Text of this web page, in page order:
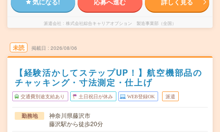
派遣会社 株式会社綜合キャリアオプション 製造事業部（全国）
未読 掲載日 2026/08/06
【経験活かしてステップUP！】航空機部品の
チャッキング・寸法測定・仕上げ
交通費別途支給あり 土日祝日が休み WEB登録OK 派遣
勤務地
神奈川県藤沢市
藤沢駅から徒歩20分